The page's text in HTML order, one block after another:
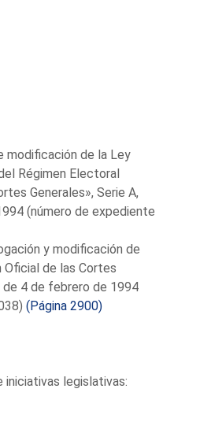
modificación de la Ley
Régimen Electoral
Generales», Serie A,
(número de expediente
y modificación de
de las Cortes
de 4 de febrero de 1994
(Página 2900)
iniciativas legislativas: